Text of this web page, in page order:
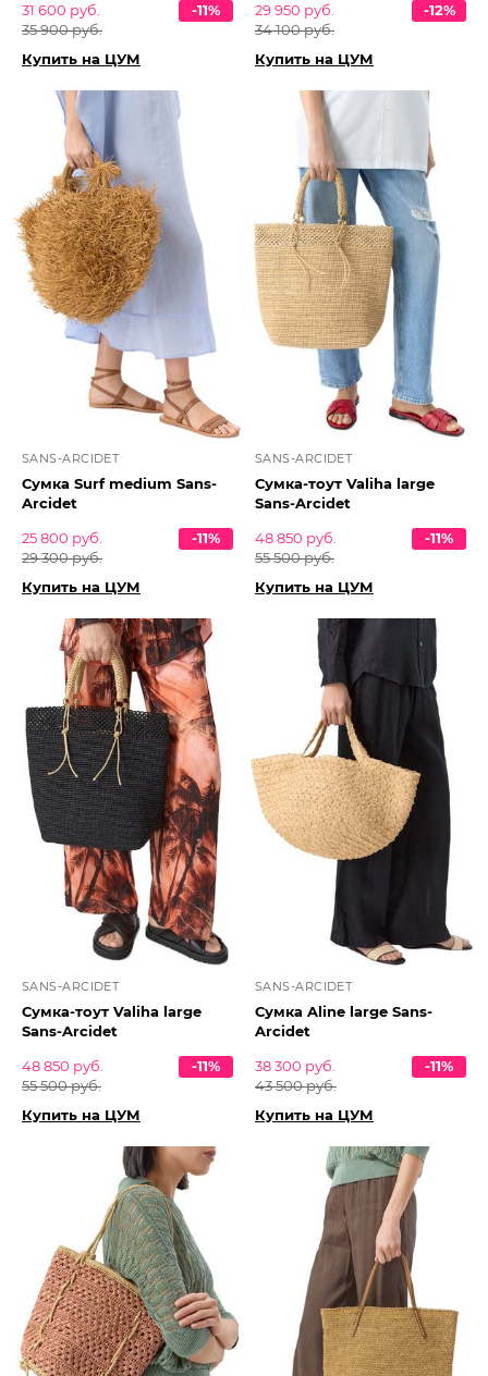
31 600 руб.
35 900 руб.
-11%
Купить на ЦУМ
29 950 руб.
34 100 руб.
-12%
Купить на ЦУМ
SANS-ARCIDET
Сумка Surf medium Sans-
Arcidet
25 800 руб.
29 300 руб.
-11%
Купить на ЦУМ
SANS-ARCIDET
Сумка-тоут Valiha large
Sans-Arcidet
48 850 руб.
55 500 руб.
-11%
Купить на ЦУМ
SANS-ARCIDET
Сумка-тоут Valiha large
Sans-Arcidet
48 850 руб.
55 500 руб.
-11%
Купить на ЦУМ
SANS-ARCIDET
Сумка Aline large Sans-
Arcidet
38 300 руб.
43 500 руб.
-11%
Купить на ЦУМ